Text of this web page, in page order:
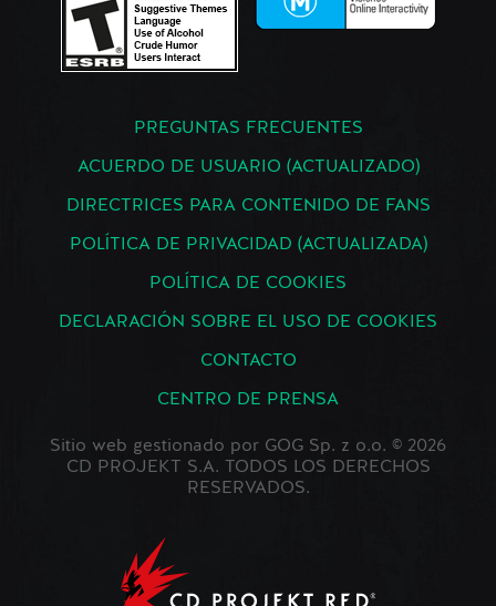
PREGUNTAS FRECUENTES
ACUERDO DE USUARIO (ACTUALIZADO)
DIRECTRICES PARA CONTENIDO DE FANS
POLÍTICA DE PRIVACIDAD (ACTUALIZADA)
POLÍTICA DE COOKIES
DECLARACIÓN SOBRE EL USO DE COOKIES
CONTACTO
CENTRO DE PRENSA
Sitio web gestionado por GOG Sp. z o.o. © 2026
CD PROJEKT S.A. TODOS LOS DERECHOS
RESERVADOS.